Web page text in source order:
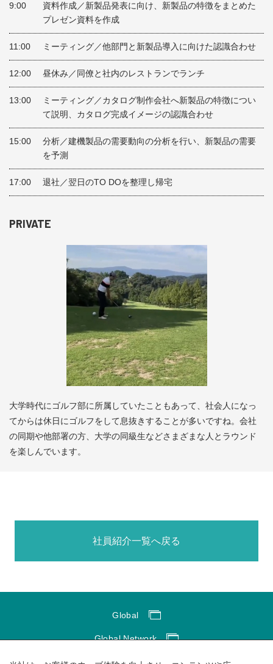
9:00
資料作成／新製品発表に向け、新製品の特徴をまとめた
プレゼン資料を作成
11:00 ミーティング／他部門と新製品導入に向けた認識合わせ
12:00 昼休み／同僚と社内のレストランでランチ
13:00
ミーティング／カタログ制作会社へ新製品の特徴につい
て説明、カタログ完成イメージの認識合わせ
15:00
分析／建機製品の需要動向の分析を行い、新製品の需要
を予測
17:00 退社／翌日のTO DOを整理し帰宅
PRIVATE
大学時代にゴルフ部に所属していたこともあって、社会人になっ
てからは休日にゴルフをして息抜きすることが多いですね。会社
の同期や他部署の方、大学の同級生などさまざまな人とラウンド
を楽しんでいます。
社員紹介一覧へ戻る
Global
Global Network
サイトのご利用にあたって